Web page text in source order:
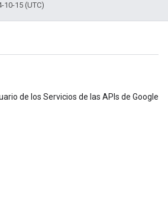
10-15 (UTC)
de los Servicios de las APIs de Google